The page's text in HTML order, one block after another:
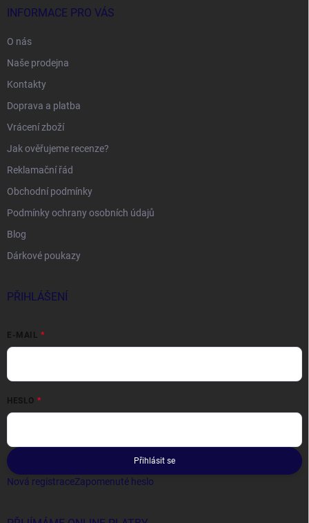
INFORMACE PRO VÁS
O nás
Naše prodejna
Kontakty
Doprava a platba
Vrácení zboží
Jak ověřujeme recenze?
Reklamační řád
Obchodní podmínky
Podmínky ochrany osobních údajů
Blog
Dárkové poukazy
PŘIHLÁŠENÍ
E-MAIL
HESLO
Přihlásit se
Nová registraceZapomenuté heslo